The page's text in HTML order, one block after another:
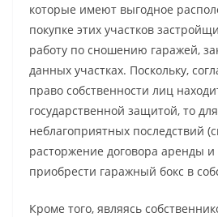
которые имеют выгодное
покупке этих участков
работу по сношению гаражей,
данных участках. Поскольку,
право собственности лиц
государственной защитой, то
неблагоприятных последствий
расторжение договора аренды и
приобрести гаражный бокс в
Кроме того, являясь